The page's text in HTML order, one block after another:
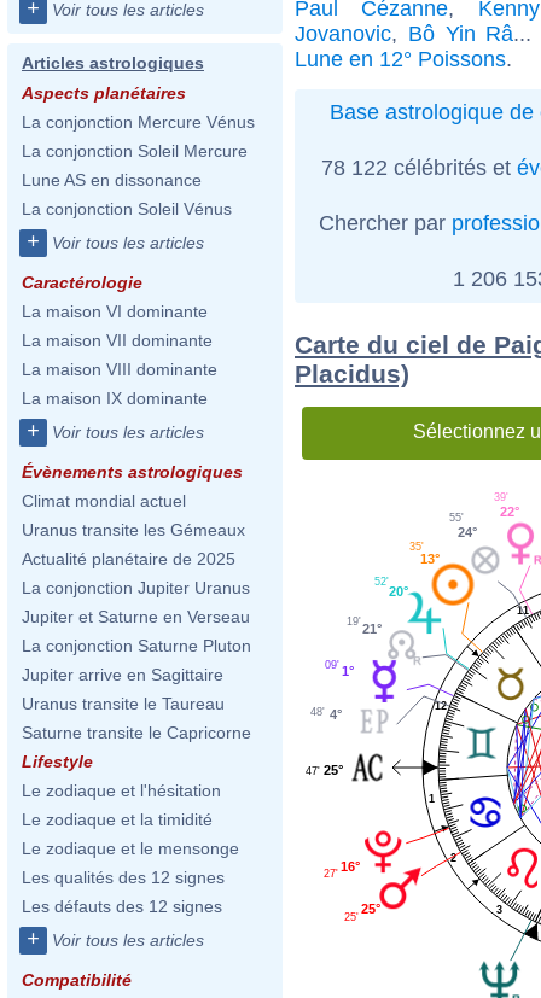
+ Voir tous les articles
Articles astrologiques
Aspects planétaires
La conjonction Mercure Vénus
La conjonction Soleil Mercure
Lune AS en dissonance
La conjonction Soleil Vénus
+ Voir tous les articles
Caractérologie
La maison VI dominante
La maison VII dominante
La maison VIII dominante
La maison IX dominante
+ Voir tous les articles
Évènements astrologiques
Climat mondial actuel
Uranus transite les Gémeaux
Actualité planétaire de 2025
La conjonction Jupiter Uranus
Jupiter et Saturne en Verseau
La conjonction Saturne Pluton
Jupiter arrive en Sagittaire
Uranus transite le Taureau
Saturne transite le Capricorne
Lifestyle
Le zodiaque et l'hésitation
Le zodiaque et la timidité
Le zodiaque et le mensonge
Les qualités des 12 signes
Les défauts des 12 signes
+ Voir tous les articles
Compatibilité
Paul Cézanne,
Jovanovic, Bô Yin Râ...
Lune en 12° Poissons.
Base astrologique de
78 122 célébrités et
Chercher par
1 206
Carte du ciel de
Placidus)
Sélectionnez
1
2
3
11
12
22°
39'
24°
55'
13°
35'
20°
52'
21°
19'
1°
09'
4°
48'
25°
47'
16°
27'
25°
25'